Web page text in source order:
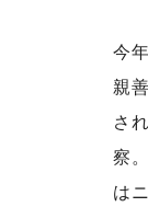
今
親
さ
察
は